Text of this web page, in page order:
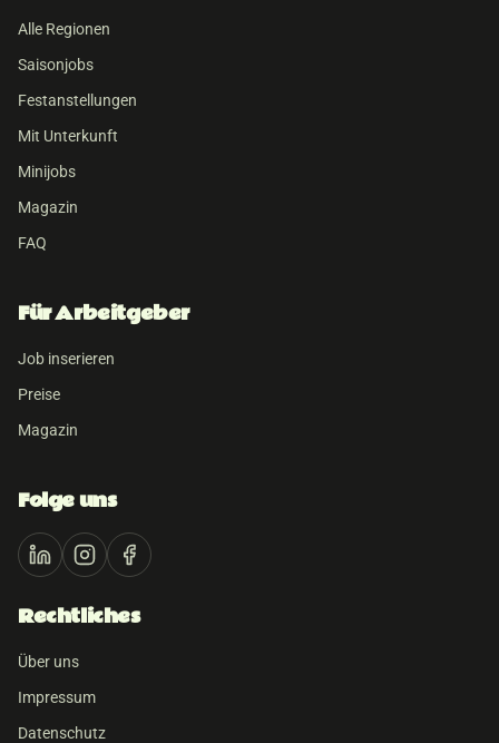
Alle Regionen
Saisonjobs
Festanstellungen
Mit Unterkunft
Minijobs
Magazin
FAQ
Für Arbeitgeber
Job inserieren
Preise
Magazin
Folge uns
Rechtliches
Über uns
Impressum
Datenschutz